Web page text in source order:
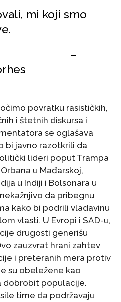
mi koji smo
povratku rasističkih,
i štetnih diskursa i
se oglašava
bi javno razotkrili da
lideri poput Trampa
u Mađarskoj,
u Indiji i Bolsonara u
da pribegnu
kako bi podrili vladavinu
vlasti. U Evropi i SAD-u,
drugosti generišu
zauzvrat hrani zahtev
i preteranih mera protiv
su obeležene kao
dobrobit populacije.
time da podržavaju